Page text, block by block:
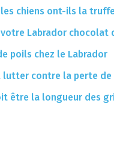
chiens ont-ils la
Labrador chocolat
poils chez le Labrador
lutter contre la perte de
être la longueur des